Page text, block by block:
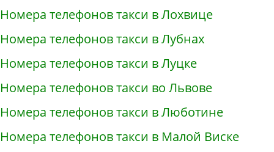
Номера телефонов такси в Лохвице
Номера телефонов такси в Лубнах
Номера телефонов такси в Луцке
Номера телефонов такси во Львове
Номера телефонов такси в Люботине
Номера телефонов такси в Малой Виске